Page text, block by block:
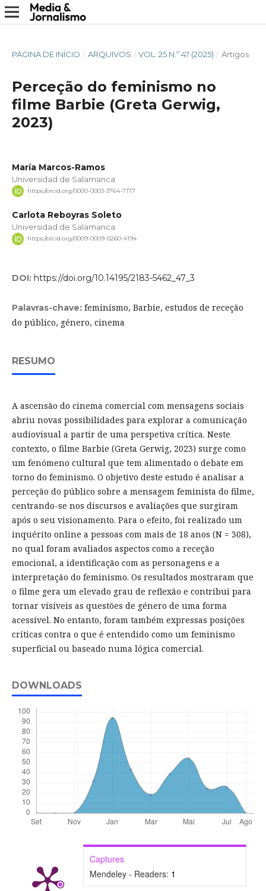
PÁGINA DE INÍCIO / ARQUIVOS / VOL. 25 N.º 47 (2025) / Artigos
Perceção do feminismo no
filme Barbie (Greta Gerwig,
2023)
María Marcos-Ramos
Universidad de Salamanca
https://orcid.org/0000-0003-3764-7177
Carlota Reboyras Soleto
Universidad de Salamanca
https://orcid.org/0009-0009-0260-4194
DOI: https://doi.org/10.14195/2183-5462_47_3
Palavras-chave: feminismo, Barbie, estudos de receção
do público, género, cinema
RESUMO
A ascensão do cinema comercial com mensagens sociais
abriu novas possibilidades para explorar a comunicação
audiovisual a partir de uma perspetiva crítica. Neste
contexto, o filme Barbie (Greta Gerwig, 2023) surge como
um fenómeno cultural que tem alimentado o debate em
torno do feminismo. O objetivo deste estudo é analisar a
perceção do público sobre a mensagem feminista do filme,
centrando-se nos discursos e avaliações que surgiram
após o seu visionamento. Para o efeito, foi realizado um
inquérito online a pessoas com mais de 18 anos (N = 308),
no qual foram avaliados aspectos como a receção
emocional, a identificação com as personagens e a
interpretação do feminismo. Os resultados mostraram que
o filme gera um elevado grau de reflexão e contribui para
tornar visíveis as questões de género de uma forma
acessível. No entanto, foram também expressas posições
críticas contra o que é entendido como um feminismo
superficial ou baseado numa lógica comercial.
DOWNLOADS
Captures
Mendeley - Readers: 1